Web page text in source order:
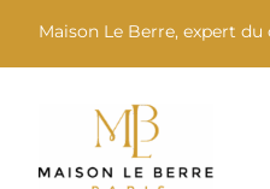
contenu
Maison Le Berre, expert